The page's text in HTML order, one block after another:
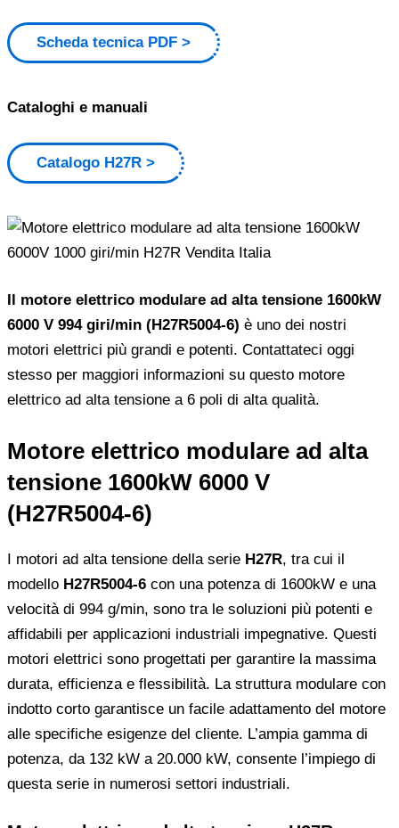
Scheda tecnica PDF
Cataloghi e manuali
Catalogo H27R
Il motore elettrico modulare ad alta tensione 1600kW
6000 V 994 giri/min (H27R5004-6) è uno dei nostri
motori elettrici più grandi e potenti. Contattateci oggi
stesso per maggiori informazioni su questo motore
elettrico ad alta tensione a 6 poli di alta qualità.
Motore elettrico modulare ad alta
tensione 1600kW 6000 V
(H27R5004-6)
I motori ad alta tensione della serie H27R, tra cui il
modello H27R5004-6 con una potenza di 1600kW e una
velocità di 994 g/min, sono tra le soluzioni più potenti e
affidabili per applicazioni industriali impegnative. Questi
motori elettrici sono progettati per garantire la massima
durata, efficienza e flessibilità. La struttura modulare con
indotto corto garantisce un facile adattamento del motore
alle specifiche esigenze del cliente. L’ampia gamma di
potenza, da 132 kW a 20.000 kW, consente l’impiego di
questa serie in numerosi settori industriali.